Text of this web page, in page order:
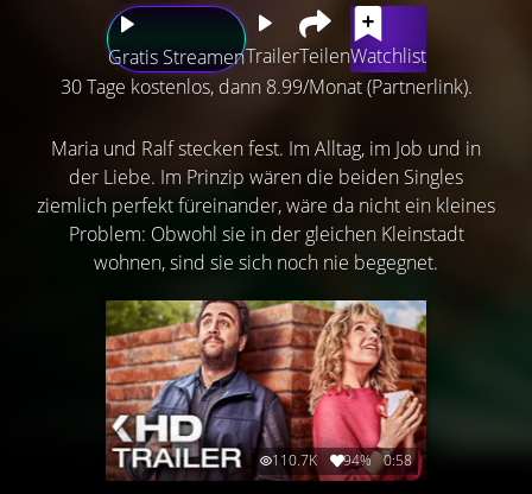
Gratis StreamenTrailerTeilenWatchlist
30 Tage kostenlos, dann 8.99/Monat (Partnerlink).
Maria und Ralf stecken fest. Im Alltag, im Job und in
der Liebe. Im Prinzip wären die beiden Singles
ziemlich perfekt füreinander, wäre da nicht ein kleines
Problem: Obwohl sie in der gleichen Kleinstadt
wohnen, sind sie sich noch nie begegnet.
110.7K 94% 0:58